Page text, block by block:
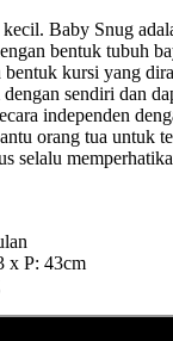
Baby Snug
bentuk tubuh
kursi yang
sendiri dan
independen
orang tua untuk
selalu
x P: 43cm